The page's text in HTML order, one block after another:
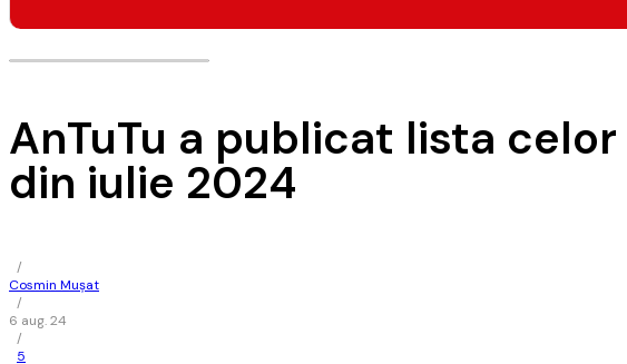
AnTuTu a publicat lista
din iulie 2024
/
Cosmin Mușat
/
6 aug. 24
/
5